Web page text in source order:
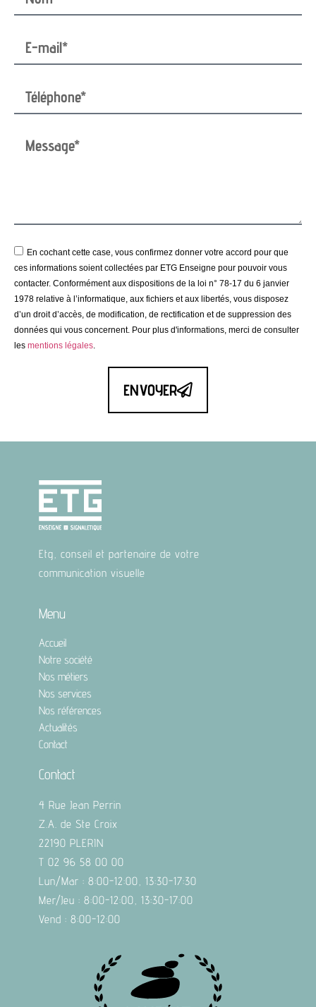
En cochant cette case, vous confirmez donner votre accord pour que
ces informations soient collectées par ETG Enseigne pour pouvoir vous
contacter. Conformément aux dispositions de la loi n° 78-17 du 6 janvier
1978 relative à l’informatique, aux fichiers et aux libertés, vous disposez
d’un droit d’accès, de modification, de rectification et de suppression des
données qui vous concernent. Pour plus d'informations, merci de consulter
les mentions légales.
ENVOYER
Etg, conseil et partenaire de votre
communication visuelle
Contact
4 Rue Jean Perrin
Z.A. de Ste Croix
22190 PLERIN
T 02 96 58 00 00
Lun/Mar : 8:00-12:00, 13:30-17:30
Mer/Jeu : 8:00-12:00, 13:30-17:00
Vend : 8:00-12:00
Menu
Accueil
Notre société
Nos métiers
Nos services
Nos références
Actualités
Contact